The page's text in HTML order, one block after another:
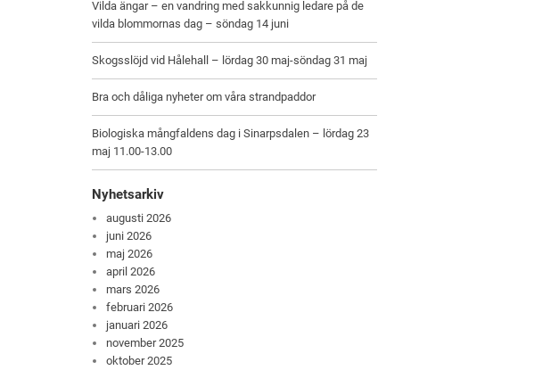
Vilda ängar – en vandring med sakkunnig ledare på de
vilda blommornas dag – söndag 14 juni
Skogsslöjd vid Hålehall – lördag 30 maj-söndag 31 maj
Bra och dåliga nyheter om våra strandpaddor
Biologiska mångfaldens dag i Sinarpsdalen – lördag 23
maj 11.00-13.00
Nyhetsarkiv
augusti 2026
juni 2026
maj 2026
april 2026
mars 2026
februari 2026
januari 2026
november 2025
oktober 2025